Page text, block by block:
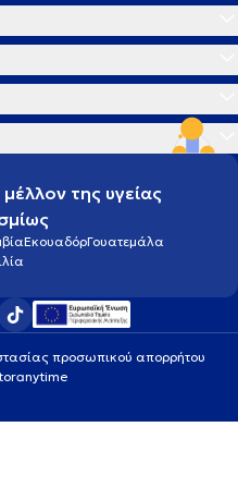
της υγείας
ΕκουαδόρΓουατεμάλα
προσωπικού απορρήτου